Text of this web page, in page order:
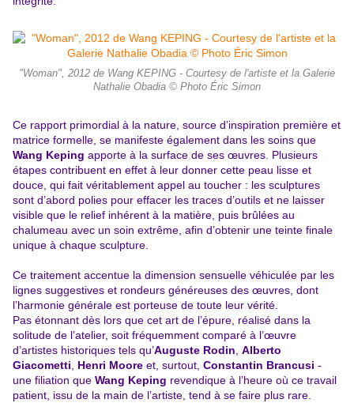
"Woman", 2012 de Wang KEPING - Courtesy de l'artiste et la Galerie
Nathalie Obadia © Photo Éric Simon
Ce rapport primordial à la nature, source d’inspiration première et
matrice formelle, se manifeste également dans les soins que
Wang Keping apporte à la surface de ses œuvres. Plusieurs
étapes contribuent en effet à leur donner cette peau lisse et
douce, qui fait véritablement appel au toucher : les sculptures
sont d’abord polies pour effacer les traces d’outils et ne laisser
visible que le relief inhérent à la matière, puis brûlées au
chalumeau avec un soin extrême, afin d’obtenir une teinte finale
unique à chaque sculpture.
Ce traitement accentue la dimension sensuelle véhiculée par les
lignes suggestives et rondeurs généreuses des œuvres, dont
l’harmonie générale est porteuse de toute leur vérité.
Pas étonnant dès lors que cet art de l’épure, réalisé dans la
solitude de l’atelier, soit fréquemment comparé à l’œuvre
d’artistes historiques tels qu’Auguste Rodin Alberto
Giacometti
Henri Moore et, surtout, Constantin Brancusi -
une filiation que Wang Keping revendique à l’heure où ce travail
patient, issu de la main de l’artiste, tend à se faire plus rare.